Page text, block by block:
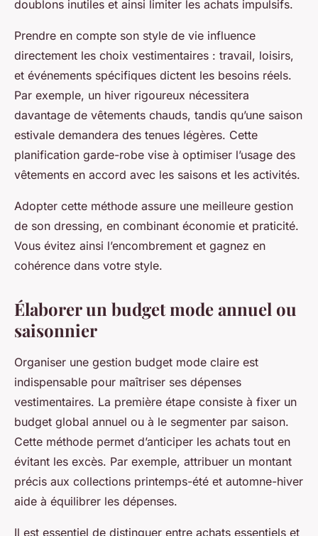
doublons inutiles et ainsi limiter les achats impulsifs.
Prendre en compte son style de vie influence
directement les choix vestimentaires : travail, loisirs,
et événements spécifiques dictent les besoins réels.
Par exemple, un hiver rigoureux nécessitera
davantage de vêtements chauds, tandis qu’une saison
estivale demandera des tenues légères. Cette
planification garde-robe vise à optimiser l’usage des
vêtements en accord avec les saisons et les activités.
Adopter cette méthode assure une meilleure gestion
de son dressing, en combinant économie et praticité.
Vous évitez ainsi l’encombrement et gagnez en
cohérence dans votre style.
Élaborer un budget mode annuel ou
saisonnier
Organiser une gestion budget mode claire est
indispensable pour maîtriser ses dépenses
vestimentaires. La première étape consiste à fixer un
budget global annuel ou à le segmenter par saison.
Cette méthode permet d’anticiper les achats tout en
évitant les excès. Par exemple, attribuer un montant
précis aux collections printemps-été et automne-hiver
aide à équilibrer les dépenses.
Il est essentiel de distinguer entre achats essentiels et